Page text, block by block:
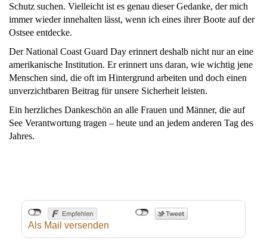
Schutz suchen. Vielleicht ist es genau dieser Gedanke, der mich
immer wieder innehalten lässt, wenn ich eines ihrer Boote auf der
Ostsee entdecke.
Der National Coast Guard Day erinnert deshalb nicht nur an eine
amerikanische Institution. Er erinnert uns daran, wie wichtig jene
Menschen sind, die oft im Hintergrund arbeiten und doch einen
unverzichtbaren Beitrag für unsere Sicherheit leisten.
Ein herzliches Dankeschön an alle Frauen und Männer, die auf
See Verantwortung tragen – heute und an jedem anderen Tag des
Jahres.
Als Mail versenden